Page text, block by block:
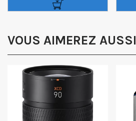
VOUS AIMEREZ AUSSI